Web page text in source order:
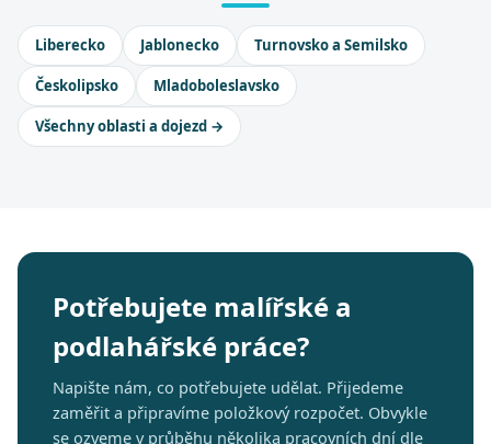
Liberecko Jablonecko Turnovsko a Semilsko
Českolipsko Mladoboleslavsko
Všechny oblasti a dojezd →
Potřebujete malířské a
podlahářské práce?
Napište nám, co potřebujete udělat. Přijedeme
zaměřit a připravíme položkový rozpočet. Obvykle
se ozveme v průběhu několika pracovních dní dle